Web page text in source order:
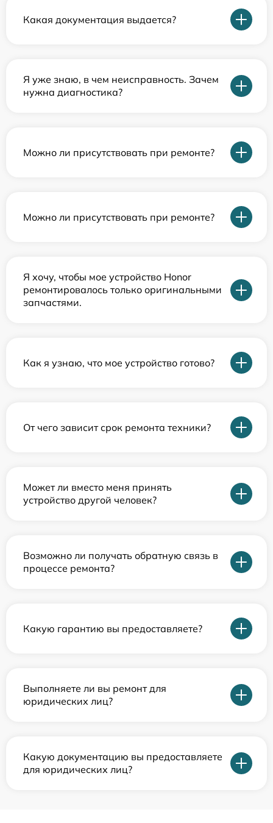
Какая документация выдается?
Я уже знаю, в чем неисправность. Зачем
нужна диагностика?
Можно ли присутствовать при ремонте?
Можно ли присутствовать при ремонте?
Я хочу, чтобы мое устройство Honor
ремонтировалось только оригинальными
запчастями.
Как я узнаю, что мое устройство готово?
От чего зависит срок ремонта техники?
Может ли вместо меня принять
устройство другой человек?
Возможно ли получать обратную связь в
процессе ремонта?
Какую гарантию вы предоставляете?
Выполняете ли вы ремонт для
юридических лиц?
Какую документацию вы предоставляете
для юридических лиц?